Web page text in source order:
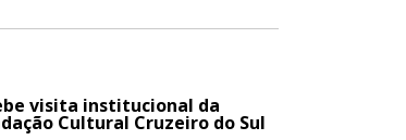
visita institucional da
Cultural Cruzeiro do Sul